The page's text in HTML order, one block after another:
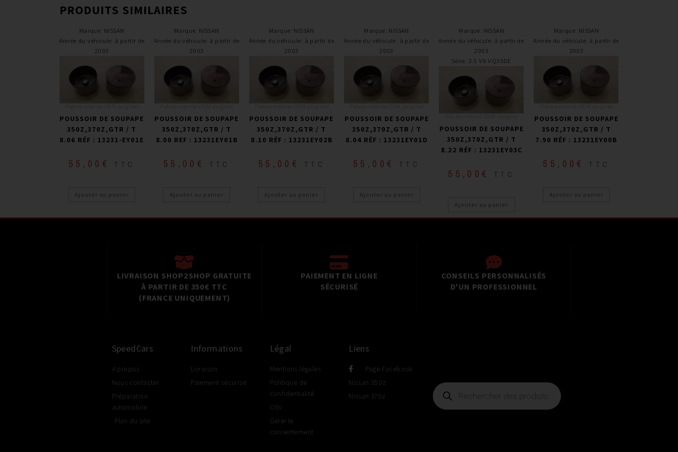
PRODUITS SIMILAIRES
Marque: NISSAN
Année du véhicule: à partir de
2003
POUSSOIR DE SOUPAPE
350Z,370Z,GTR / T
8.06 RÉF : 13231-EY01E
55,00 € TTC
Ajouter au panier
Marque: NISSAN
Année du véhicule: à partir de
2003
POUSSOIR DE SOUPAPE
350Z,370Z,GTR / T
8.00 REF : 13231EY01B
55,00 € TTC
Ajouter au panier
Marque: NISSAN
Année du véhicule: à partir de
2003
POUSSOIR DE SOUPAPE
350Z,370Z,GTR / T
8.10 RÉF : 13231EY02B
55,00 € TTC
Ajouter au panier
Marque: NISSAN
Année du véhicule: à partir de
2003
POUSSOIR DE SOUPAPE
350Z,370Z,GTR / T
8.04 RÉF : 13231EY01D
55,00 € TTC
Ajouter au panier
Marque: NISSAN
Année du véhicule: à partir de
2003
Série: 3.5 V6 VQ35DE
POUSSOIR DE SOUPAPE
350Z,370Z,GTR / T
8.22 RÉF : 13231EY03C
55,00 € TTC
Ajouter au panier
Marque: NISSAN
Année du véhicule: à partir de
2003
POUSSOIR DE SOUPAPE
350Z,370Z,GTR / T
7.90 RÉF : 13231EY00B
55,00 € TTC
Ajouter au panier
LIVRAISON SHOP2SHOP GRATUITE
À PARTIR DE 350€ TTC
(FRANCE UNIQUEMENT)
PAIEMENT EN LIGNE
SÉCURISÉ
CONSEILS PERSONNALISÉS
D'UN PROFESSIONNEL
SpeedCars
A propos
Nous contacter
Préparation
automobile
Plan du site
Informations
Livraison
Paiement sécurisé
Légal
Mentions légales
Politique de
confidentialité
CGV
Gérer le
consentement
Liens
Page Facebook
Nissan 350z
Nissan 370z